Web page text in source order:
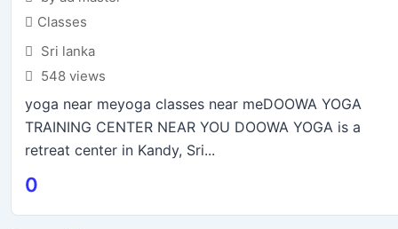
Classes
Sri lanka
548 views
yoga near meyoga classes near meDOOWA YOGA
TRAINING CENTER NEAR YOU DOOWA YOGA is a
retreat center in Kandy, Sri...
0